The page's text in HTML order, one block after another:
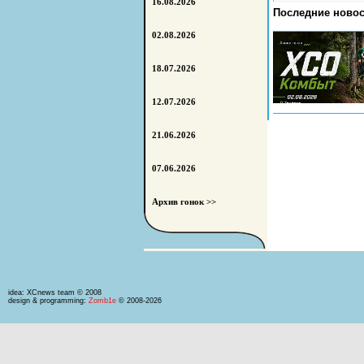
Последние
16.08.2026
02.08.2026
18.07.2026
12.07.2026
21.06.2026
07.06.2026
Архив гонок >>
idea: XCnews team © 2008
design & programming: Zomb1e © 2008-2026